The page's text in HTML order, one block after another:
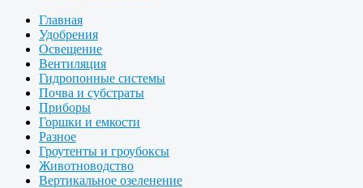
Главная
Удобрения
Освещение
Вентиляция
Гидропонные системы
Почва и субстраты
Приборы
Горшки и емкости
Разное
Гроутенты и гроубоксы
Животноводство
Вертикальное озеленение